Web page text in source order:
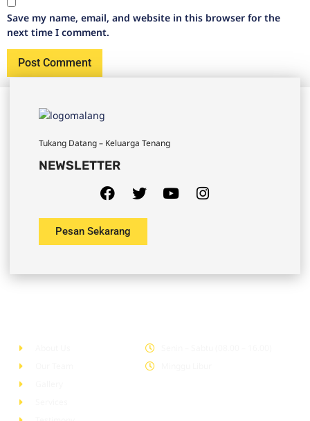
Save my name, email, and website in this browser for the
next time I comment.
Tukang Datang – Keluarga Tenang
NEWSLETTER
Pesan Sekarang